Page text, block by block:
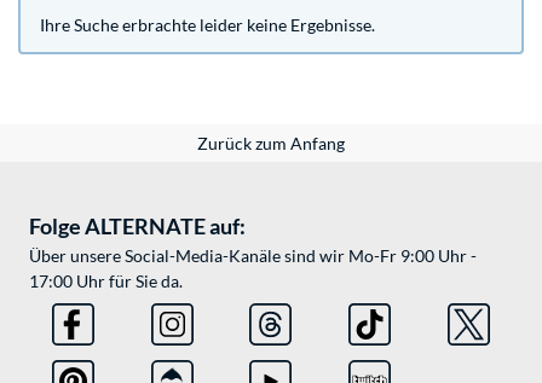
Ihre Suche erbrachte leider keine Ergebnisse.
Zurück zum Anfang
Folge ALTERNATE auf:
Über unsere Social-Media-Kanäle sind wir Mo-Fr 9:00 Uhr -
17:00 Uhr für Sie da.